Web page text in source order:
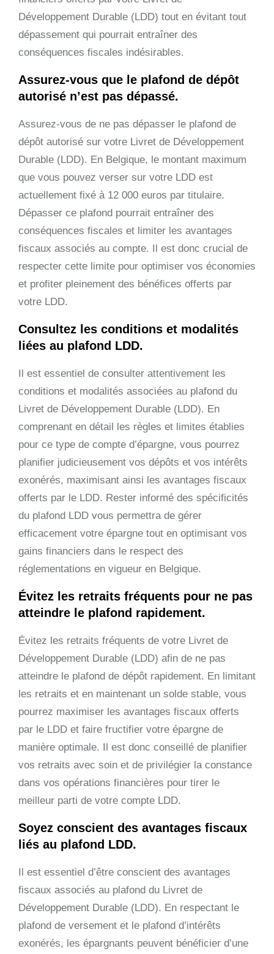
Développement Durable (LDD) tout en évitant tout
dépassement qui pourrait entraîner des
conséquences fiscales indésirables.
Assurez-vous que le plafond de dépôt
autorisé n’est pas dépassé.
Assurez-vous de ne pas dépasser le plafond de
dépôt autorisé sur votre Livret de Développement
Durable (LDD). En Belgique, le montant maximum
que vous pouvez verser sur votre LDD est
actuellement fixé à 12 000 euros par titulaire.
Dépasser ce plafond pourrait entraîner des
conséquences fiscales et limiter les avantages
fiscaux associés au compte. Il est donc crucial de
respecter cette limite pour optimiser vos économies
et profiter pleinement des bénéfices offerts par
votre LDD.
Consultez les conditions et modalités
liées au plafond LDD.
Il est essentiel de consulter attentivement les
conditions et modalités associées au plafond du
Livret de Développement Durable (LDD). En
comprenant en détail les règles et limites établies
pour ce type de compte d’épargne, vous pourrez
planifier judicieusement vos dépôts et vos intérêts
exonérés, maximisant ainsi les avantages fiscaux
offerts par le LDD. Rester informé des spécificités
du plafond LDD vous permettra de gérer
efficacement votre épargne tout en optimisant vos
gains financiers dans le respect des
réglementations en vigueur en Belgique.
Évitez les retraits fréquents pour ne pas
atteindre le plafond rapidement.
Évitez les retraits fréquents de votre Livret de
Développement Durable (LDD) afin de ne pas
atteindre le plafond de dépôt rapidement. En limitant
les retraits et en maintenant un solde stable, vous
pourrez maximiser les avantages fiscaux offerts
par le LDD et faire fructifier votre épargne de
manière optimale. Il est donc conseillé de planifier
vos retraits avec soin et de privilégier la constance
dans vos opérations financières pour tirer le
meilleur parti de votre compte LDD.
Soyez conscient des avantages fiscaux
liés au plafond LDD.
Il est essentiel d’être conscient des avantages
fiscaux associés au plafond du Livret de
Développement Durable (LDD). En respectant le
plafond de versement et le plafond d’intérêts
exonérés, les épargnants peuvent bénéficier d’une